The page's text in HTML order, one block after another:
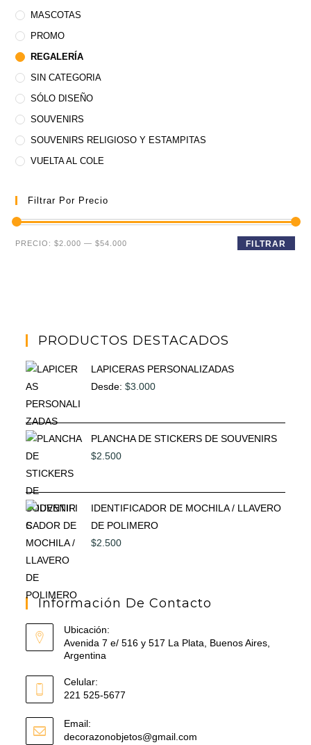
MASCOTAS
PROMO
REGALERÍA
SIN CATEGORIA
SÓLO DISEÑO
SOUVENIRS
SOUVENIRS RELIGIOSO Y ESTAMPITAS
VUELTA AL COLE
Filtrar Por Precio
Precio
Precio
FILTRAR
PRECIO:$2.000 —$54.000
PRODUCTOS DESTACADOS
LAPICERAS PERSONALIZADAS
Desde:$3.000
PLANCHA DE STICKERS DE SOUVENIRS
$2.500
IDENTIFICADOR DE MOCHILA / LLAVERO
DE POLIMERO
$2.500
Información De Contacto
Ubicación:
Avenida 7 e/ 516 y 517 La Plata, Buenos Aires,
Argentina
Celular:
221 525-5677
Email:
decorazonobjetos@gmail.com